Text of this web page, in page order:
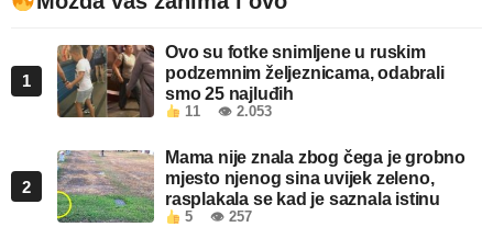
1
Ovo su fotke snimljene u ruskim
podzemnim željeznicama, odabrali
smo 25 najluđih
11 👁 2.053
2
Mama nije znala zbog čega je grobno
mjesto njenog sina uvijek zeleno,
rasplakala se kad je saznala istinu
5 👁 257